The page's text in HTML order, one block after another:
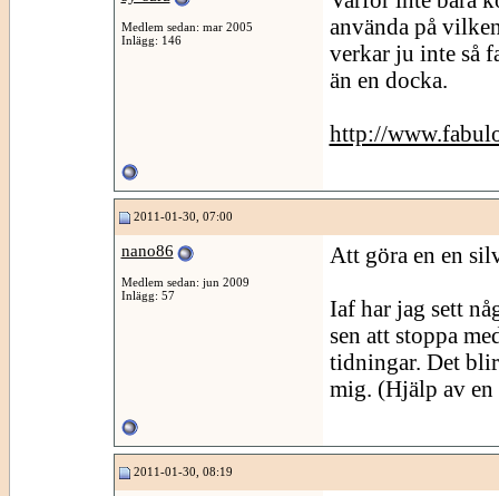
Medlem sedan: mar 2005
Inlägg: 146
använda på
verkar ju inte så
än en docka.
http://
2011-01-30, 07:00
nano86
Medlem sedan: jun 2009
Inlägg: 57
Att göra en en
Iaf har jag sett
sen att stoppa
tidningar. Det
mig. (Hjälp av
2011-01-30, 08:19